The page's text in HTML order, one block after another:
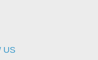
US